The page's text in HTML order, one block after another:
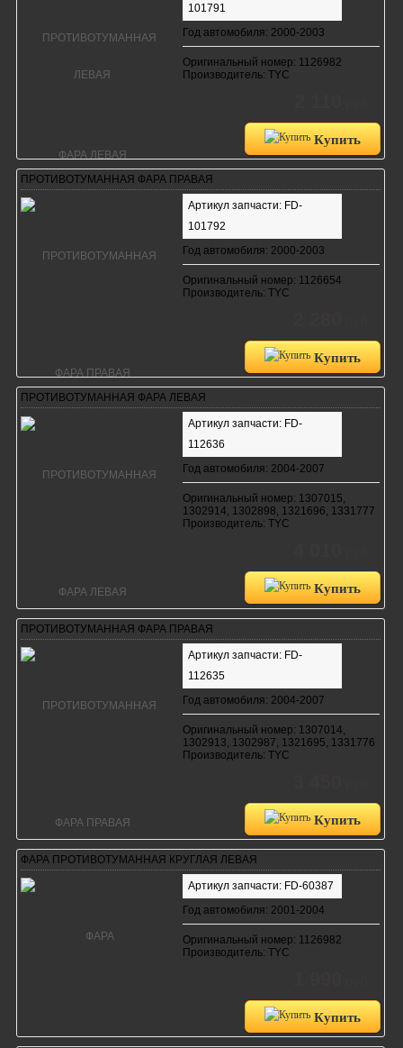
101791
Год автомобиля: 2000-2003
Оригинальный номер: 1126982
Производитель: TYC
Купить
ПРОТИВОТУМАННАЯ ФАРА ПРАВАЯ
Артикул запчасти: FD-
101792
Год автомобиля: 2000-2003
Оригинальный номер: 1126654
Производитель: TYC
Купить
ПРОТИВОТУМАННАЯ ФАРА ЛЕВАЯ
Артикул запчасти: FD-
112636
Год автомобиля: 2004-2007
Оригинальный номер: 1307015,
1302914, 1302898, 1321696, 1331777
Производитель: TYC
Купить
ПРОТИВОТУМАННАЯ ФАРА ПРАВАЯ
Артикул запчасти: FD-
112635
Год автомобиля: 2004-2007
Оригинальный номер: 1307014,
1302913, 1302987, 1321695, 1331776
Производитель: TYC
Купить
ФАРА ПРОТИВОТУМАННАЯ КРУГЛАЯ ЛЕВАЯ
Артикул запчасти: FD-60387
Год автомобиля: 2001-2004
Оригинальный номер: 1126982
Производитель: TYC
Купить